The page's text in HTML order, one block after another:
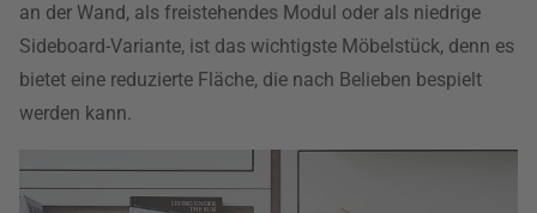
an der Wand, als freistehendes Modul oder als niedrige
Sideboard-Variante, ist das wichtigste Möbelstück, denn es
bietet eine reduzierte Fläche, die nach Belieben bespielt
werden kann.